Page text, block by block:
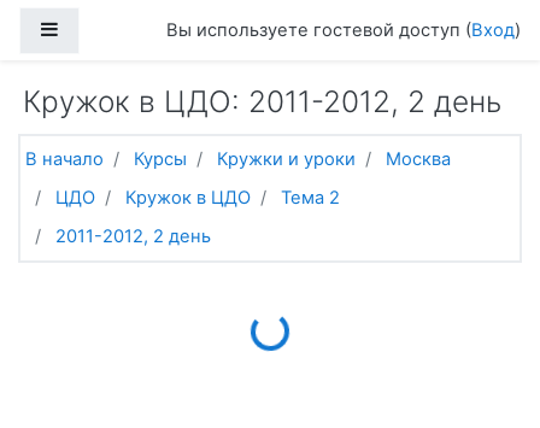
Боковая панельВы используете гостевой доступ (Вход)
Кружок в ЦДО: 2011-2012, 2 день
В начало Курсы Кружки и уроки
Москва
ЦДО
Кружок в ЦДО
Тема 2
2011-2012, 2 день
Loading...